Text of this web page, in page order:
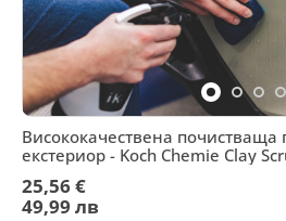
Висококачествена почистваща
екстериор - Koch Chemie Clay
25,56 €
49,99 лв